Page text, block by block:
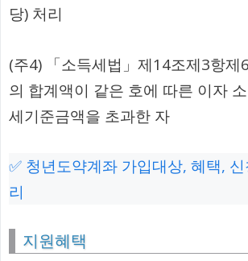
당) 처리
(주4) 「소득세법」제14조제3항제
의 합계액이 같은 호에 따른 이자
세기준금액을 초과한 자
✅ 청년도약계좌 가입대상, 혜택,
리
지원혜택